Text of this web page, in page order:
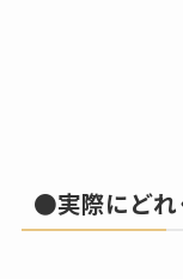
●実際にどれ